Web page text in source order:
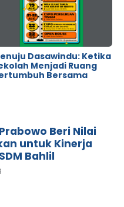
Dasawindu: Ketika
Menjadi Ruang
Bersama
Beri Nilai
untuk Kinerja
Bahlil